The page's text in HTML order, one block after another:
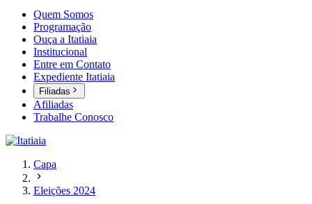
Quem Somos
Programação
Ouça a Itatiaia
Institucional
Entre em Contato
Expediente Itatiaia
Filiadas
Afiliadas
Trabalhe Conosco
Capa
Eleições 2024